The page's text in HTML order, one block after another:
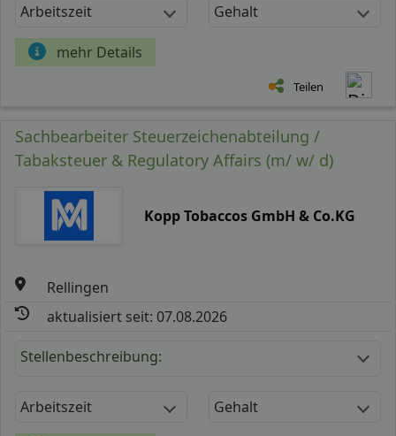
Arbeitszeit Gehalt
mehr Details
Teilen
Sachbearbeiter Steuerzeichenabteilung /
Tabaksteuer & Regulatory Affairs (m/ w/ d)
Kopp Tobaccos GmbH & Co.KG
Rellingen
aktualisiert seit: 07.08.2026
Stellenbeschreibung:
Arbeitszeit Gehalt